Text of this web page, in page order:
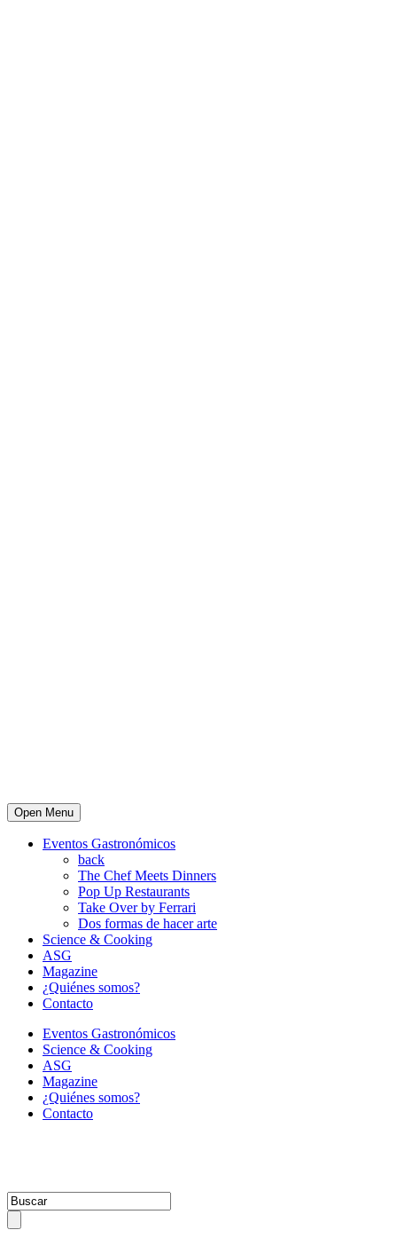
Open Menu
Eventos Gastronómicos
back
The Chef Meets Dinners
Pop Up Restaurants
Take Over by Ferrari
Dos formas de hacer arte
Science & Cooking
ASG
Magazine
¿Quiénes somos?
Contacto
Eventos Gastronómicos
Science & Cooking
ASG
Magazine
¿Quiénes somos?
Contacto